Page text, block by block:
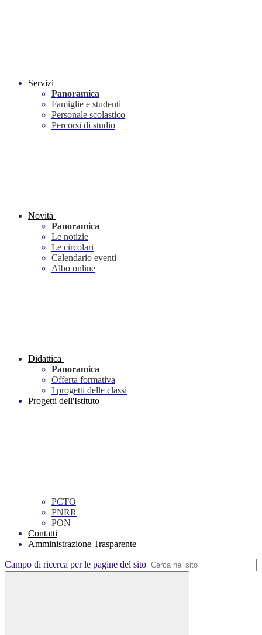
Servizi
Panoramica
Famiglie e studenti
Personale scolastico
Percorsi di studio
Novità
Panoramica
Le notizie
Le circolari
Calendario eventi
Albo online
Didattica
Panoramica
Offerta formativa
I progetti delle classi
Progetti dell'Istituto
PCTO
PNRR
PON
Contatti
Amministrazione Trasparente
Campo di ricerca per le pagine del sito